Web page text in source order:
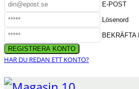
E-POST
Lösenord
BEKRÄFTA
HAR DU REDAN ETT KONTO?